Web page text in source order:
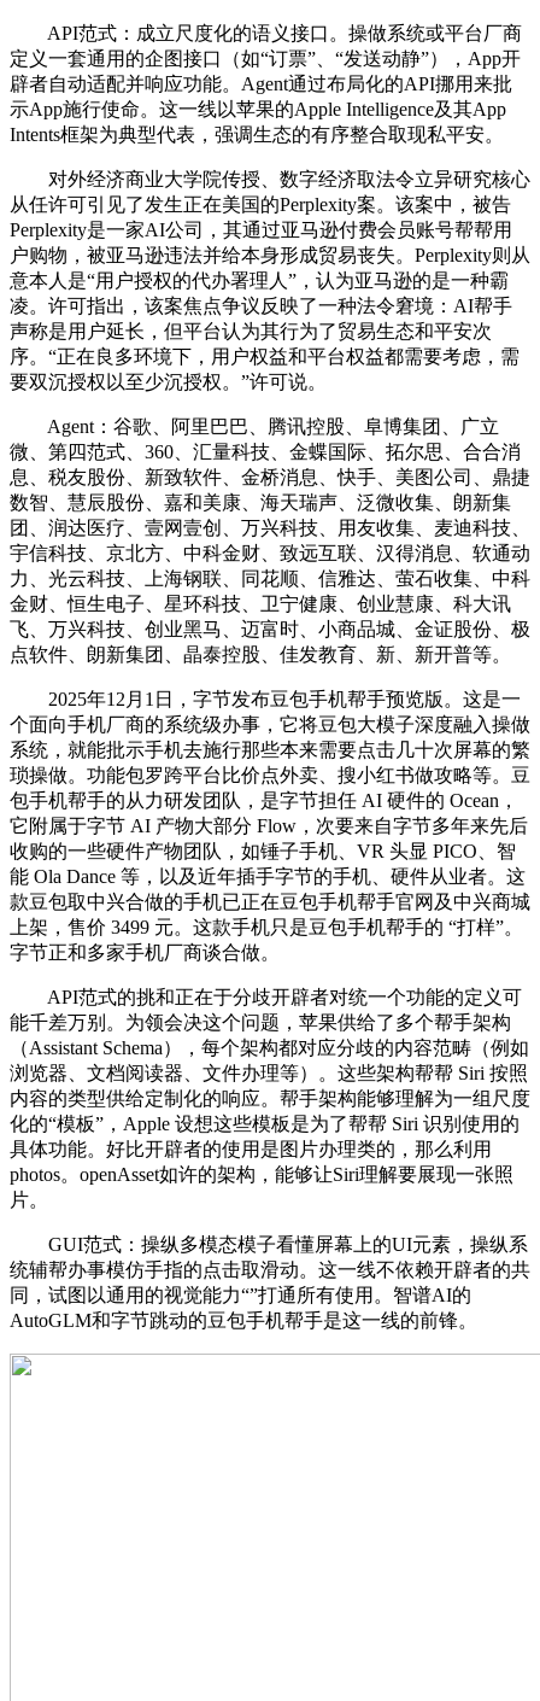
API范式：成立尺度化的语义接口。操做系统或平台厂商
定义一套通用的企图接口（如“订票”、“发送动静”），App开
辟者自动适配并响应功能。Agent通过布局化的API挪用来批
示App施行使命。这一线以苹果的Apple Intelligence及其App
Intents框架为典型代表，强调生态的有序整合取现私平安。
对外经济商业大学院传授、数字经济取法令立异研究核心
从任许可引见了发生正在美国的Perplexity案。该案中，被告
Perplexity是一家AI公司，其通过亚马逊付费会员账号帮帮用
户购物，被亚马逊违法并给本身形成贸易丧失。Perplexity则从
意本人是“用户授权的代办署理人”，认为亚马逊的是一种霸
凌。许可指出，该案焦点争议反映了一种法令窘境：AI帮手
声称是用户延长，但平台认为其行为了贸易生态和平安次
序。“正在良多环境下，用户权益和平台权益都需要考虑，需
要双沉授权以至少沉授权。”许可说。
Agent：谷歌、阿里巴巴、腾讯控股、阜博集团、广立
微、第四范式、360、汇量科技、金蝶国际、拓尔思、合合消
息、税友股份、新致软件、金桥消息、快手、美图公司、鼎捷
数智、慧辰股份、嘉和美康、海天瑞声、泛微收集、朗新集
团、润达医疗、壹网壹创、万兴科技、用友收集、麦迪科技、
宇信科技、京北方、中科金财、致远互联、汉得消息、软通动
力、光云科技、上海钢联、同花顺、信雅达、萤石收集、中科
金财、恒生电子、星环科技、卫宁健康、创业慧康、科大讯
飞、万兴科技、创业黑马、迈富时、小商品城、金证股份、极
点软件、朗新集团、晶泰控股、佳发教育、新、新开普等。
2025年12月1日，字节发布豆包手机帮手预览版。这是一
个面向手机厂商的系统级办事，它将豆包大模子深度融入操做
系统，就能批示手机去施行那些本来需要点击几十次屏幕的繁
琐操做。功能包罗跨平台比价点外卖、搜小红书做攻略等。豆
包手机帮手的从力研发团队，是字节担任 AI 硬件的 Ocean，
它附属于字节 AI 产物大部分 Flow，次要来自字节多年来先后
收购的一些硬件产物团队，如锤子手机、VR 头显 PICO、智
能 Ola Dance 等，以及近年插手字节的手机、硬件从业者。这
款豆包取中兴合做的手机已正在豆包手机帮手官网及中兴商城
上架，售价 3499 元。这款手机只是豆包手机帮手的 “打样”。
字节正和多家手机厂商谈合做。
API范式的挑和正在于分歧开辟者对统一个功能的定义可
能千差万别。为领会决这个问题，苹果供给了多个帮手架构
（Assistant Schema），每个架构都对应分歧的内容范畴（例如
浏览器、文档阅读器、文件办理等）。这些架构帮帮 Siri 按照
内容的类型供给定制化的响应。帮手架构能够理解为一组尺度
化的“模板”，Apple 设想这些模板是为了帮帮 Siri 识别使用的
具体功能。好比开辟者的使用是图片办理类的，那么利用
photos。openAsset如许的架构，能够让Siri理解要展现一张照
片。
GUI范式：操纵多模态模子看懂屏幕上的UI元素，操纵系
统辅帮办事模仿手指的点击取滑动。这一线不依赖开辟者的共
同，试图以通用的视觉能力“”打通所有使用。智谱AI的
AutoGLM和字节跳动的豆包手机帮手是这一线的前锋。